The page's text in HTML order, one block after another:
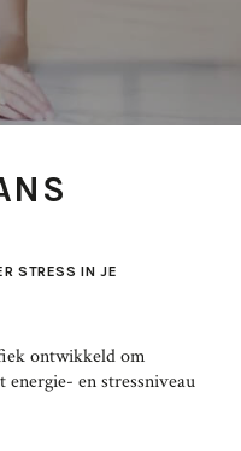
STRESS IN JE
ontwikkeld om
energie- en stressniveau